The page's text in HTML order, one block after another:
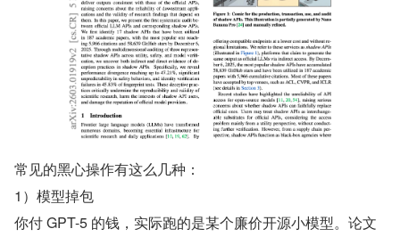
常见的黑心操作有这么几种：
1）模型掉包
你付 GPT-5 的钱，实际跑的是某个廉价开源小模型。论文